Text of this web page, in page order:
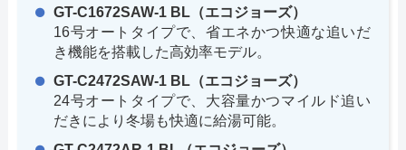
GT-C1672SAW-1 BL（エコジョーズ）
16号オートタイプで、省エネかつ快適な追いだ
き機能を搭載した高効率モデル。
GT-C2472SAW-1 BL（エコジョーズ）
24号オートタイプで、大容量かつマイルド追い
だきにより冬場も快適に給湯可能。